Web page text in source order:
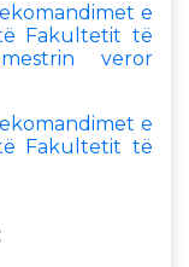
e
Fakultetit të
veror
e
Fakultetit të